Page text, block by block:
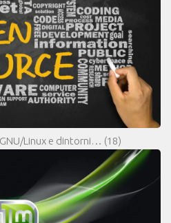
Linux e dintorni… (18)